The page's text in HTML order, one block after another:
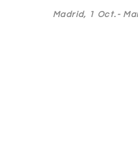
Madrid, 1 Oct.-